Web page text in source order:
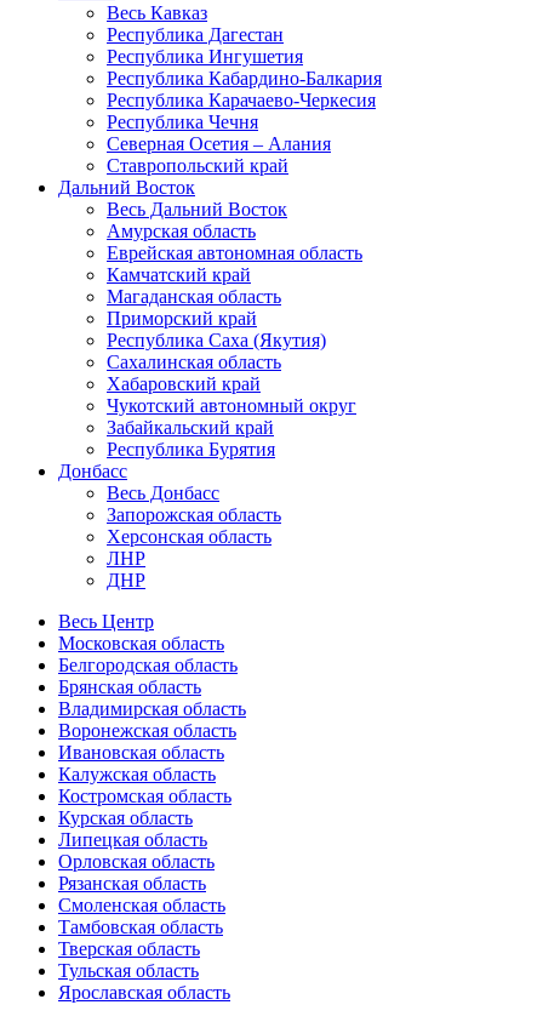
Весь Кавказ
Республика Дагестан
Республика Ингушетия
Республика Кабардино-Балкария
Республика Карачаево-Черкесия
Республика Чечня
Северная Осетия – Алания
Ставропольский край
Дальний Восток
Весь Дальний Восток
Амурская область
Еврейская автономная область
Камчатский край
Магаданская область
Приморский край
Республика Саха (Якутия)
Сахалинская область
Хабаровский край
Чукотский автономный округ
Забайкальский край
Республика Бурятия
Донбасс
Весь Донбасс
Запорожская область
Херсонская область
ЛНР
ДНР
Весь Центр
Московская область
Белгородская область
Брянская область
Владимирская область
Воронежская область
Ивановская область
Калужская область
Костромская область
Курская область
Липецкая область
Орловская область
Рязанская область
Смоленская область
Тамбовская область
Тверская область
Тульская область
Ярославская область